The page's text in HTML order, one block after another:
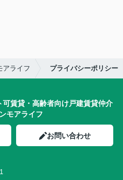
アライフ プライバシーポリシー
賃貸・高齢者向け戸建賃貸仲介
モアライフ
お問い合わせ